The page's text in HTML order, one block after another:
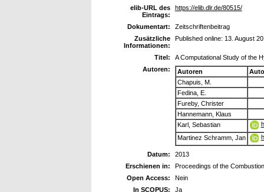
elib-URL des
Eintrags:
https://elib.dlr.de/80515/
Dokumentart:
Zeitschriftenbeitrag
Zusätzliche
Informationen:
Published online: 13. August
Titel:
A Computational Study of the
Autoren:
Autoren
Chapuis, M.
Fedina, E.
Fureby, Christer
Hannemann, Klaus
Karl, Sebastian
Martinez Schramm, Jan
Datum:
2013
Erschienen in:
Proceedings of the
Open Access:
Nein
In SCOPUS:
Ja